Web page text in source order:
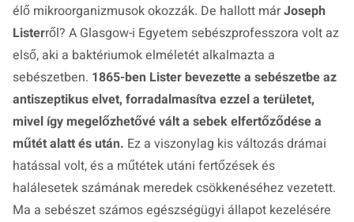
élő mikroorganizmusok okozzák. De hallott márJoseph
Listerről? A Glasgow-i Egyetem sebészprofesszora volt az
első, aki a baktériumok elméletét alkalmazta a
sebészetben. 1865-ben Lister bevezette a sebészetbe az
antiszeptikus elvet, forradalmasítva ezzel a területet,
mivel így megelőzhetővé vált a sebek elfertőződése a
műtét alatt és után. Ez a viszonylag kis változás drámai
hatással volt, és a műtétek utáni fertőzések és
halálesetek számának meredek csökkenéséhez vezetett.
Ma a sebészet számos egészségügyi állapot kezelésére